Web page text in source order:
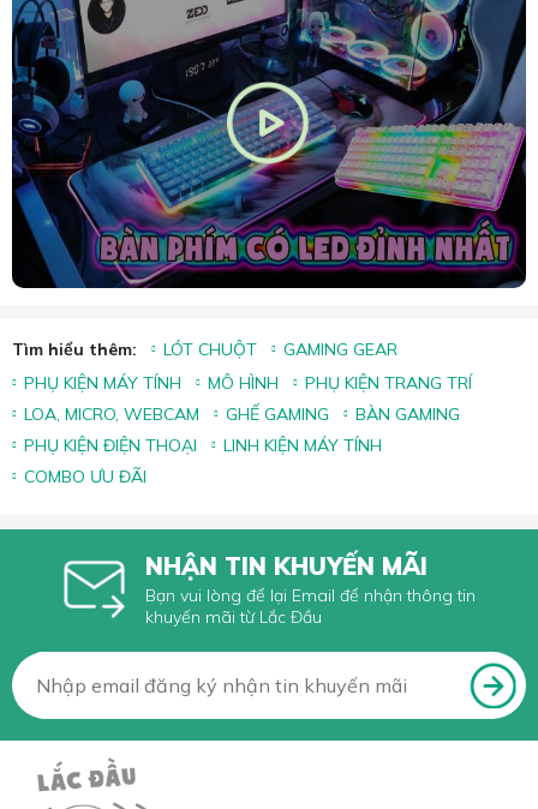
Tìm hiểu thêm: LÓT CHUỘT
GAMING GEAR
PHỤ KIỆN MÁY TÍNH
MÔ HÌNH
PHỤ KIỆN TRANG TRÍ
LOA, MICRO, WEBCAM
GHẾ GAMING
BÀN GAMING
PHỤ KIỆN ĐIỆN THOẠI
LINH KIỆN MÁY TÍNH
COMBO ƯU ĐÃI
NHẬN TIN KHUYẾN MÃI
Bạn vui lòng để lại Email để nhận thông tin
khuyến mãi từ Lắc Đầu